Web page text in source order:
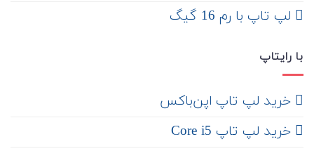
لپ تاپ با رم 16 گیگ
با رایتاپ
‌ خرید لپ تاپ اپن‌باکس
خرید لپ تاپ Core i5